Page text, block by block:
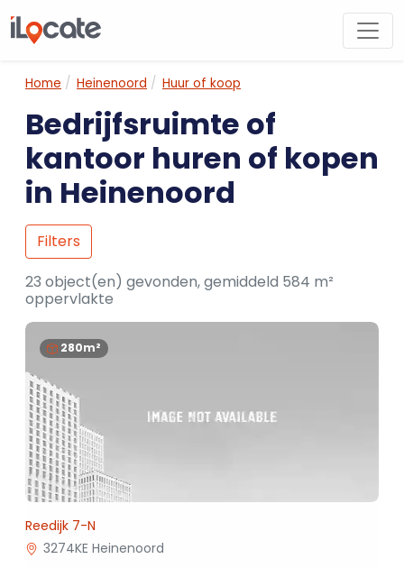
Home Heinenoord Huur of koop
Bedrijfsruimte of
kantoor huren of kopen
in Heinenoord
Filters
23 object(en) gevonden, gemiddeld 584 m²
oppervlakte
280m²
Reedijk 7-N
3274KE Heinenoord